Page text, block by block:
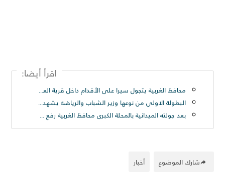
اقرأ أيضا:
محافظ الغربية يتجول سيرا على الأقدام داخل قرية العزيزية بسمنود: “مطالب المواطنين أولوية ولن نترك مشكلة دون حل
البطولة الاولي من نوعها وزير الشباب والرياضة يشهد المؤتمر الصحفي لبطولة أندية كرة القدم الإلكترونية
بعد جولته الميدانية بالمحلة الكبرى محافظ الغربية رفع ٢٥٠ طن قمامة من شارع الترعة بحى ثان المحلة
أخبار شارك الموضوع